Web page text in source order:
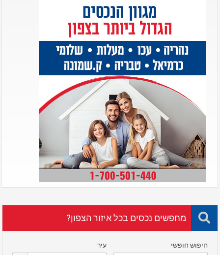
מחפשים נכסים בכל איזור הצפון?
חיפוש חופשי עיר